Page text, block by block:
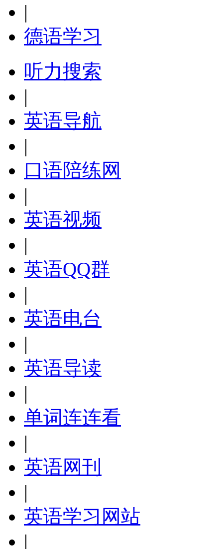
|
德语学习
听力搜索
|
英语导航
|
口语陪练网
|
英语视频
|
英语QQ群
|
英语电台
|
英语导读
|
单词连连看
|
英语网刊
|
英语学习网站
|